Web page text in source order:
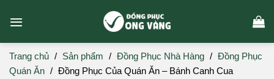
Trang chủ / Sản phẩm / Đồng Phục Nhà Hàng / Đồng Phục
Quán Ăn / Đồng Phục Của Quán Ăn – Bánh Canh Cua